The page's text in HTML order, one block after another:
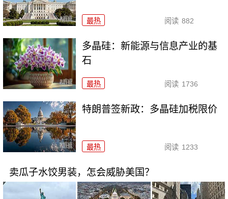
最热 阅读 882
多晶硅：新能源与信息产业的基
石
最热 阅读 1736
特朗普签新政：多晶硅加税限价
最热 阅读 1233
卖瓜子水饺男装，怎会威胁美国？